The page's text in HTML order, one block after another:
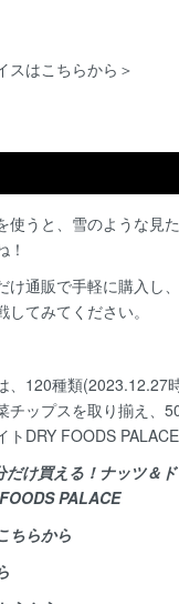
スはこちらから＞
使うと、雪のような見
！
け通販で手軽に購入し
てみてください。
、120種類(2023.12.27
チップスを取り揃え、
トDRY FOODS
け買える！ナッツ＆
PALACE
ちらから